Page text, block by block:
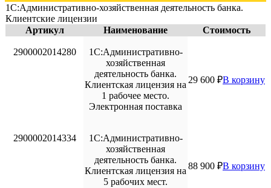
1С:Административно-хозяйственная деятельность банка.
Клиентские лицензии
Артикул
Наименование Стоимость
2900002014280
1С:Административно-
хозяйственная
деятельность банка.
Клиентская лицензия на
1 рабочее место.
Электронная поставка
29 600 ₽В корзину
2900002014334
1С:Административно-
хозяйственная
деятельность банка.
Клиентская лицензия на
5 рабочих мест.
88 900 ₽В корзину